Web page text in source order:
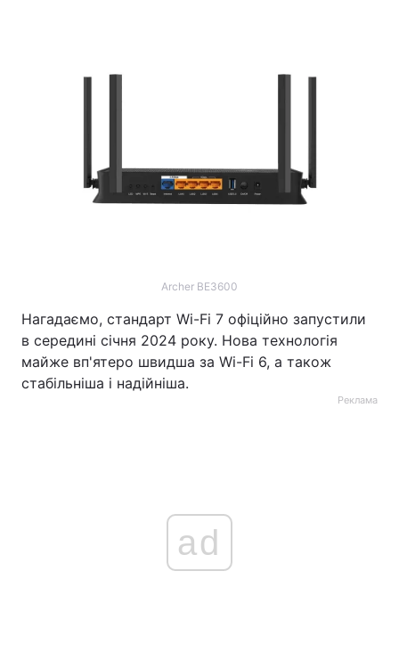
Archer BE3600
Нагадаємо, стандарт Wi-Fi 7 офіційно запустили
в середині січня 2024 року. Нова технологія
майже вп'ятеро швидша за Wi-Fi 6, а також
стабільніша і надійніша.
Реклама
ad